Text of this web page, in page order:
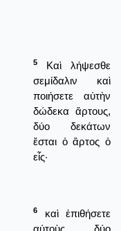
5
Καὶ λήψεσθε
σεμίδαλιν καὶ
ποιήσετε αὐτὴν
δώδεκα ἄρτους,
δύο δεκάτων
ἔσται ὁ ἄρτος ὁ
εἷς·
6
καὶ ἐπιθήσετε
αὐτοὺς δύο